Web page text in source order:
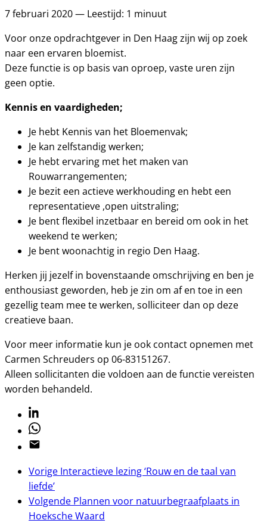
7 februari 2020 — Leestijd: 1 minuut
Voor onze opdrachtgever in Den Haag zijn wij op zoek
naar een ervaren bloemist.
Deze functie is op basis van oproep, vaste uren zijn
geen optie.
Kennis en vaardigheden;
Je hebt Kennis van het Bloemenvak;
Je kan zelfstandig werken;
Je hebt ervaring met het maken van
Rouwarrangementen;
Je bezit een actieve werkhouding en hebt een
representatieve ,open uitstraling;
Je bent flexibel inzetbaar en bereid om ook in het
weekend te werken;
Je bent woonachtig in regio Den Haag.
Herken jij jezelf in bovenstaande omschrijving en ben je
enthousiast geworden, heb je zin om af en toe in een
gezellig team mee te werken, solliciteer dan op deze
creatieve baan.
Voor meer informatie kun je ook contact opnemen met
Carmen Schreuders op 06-83151267.
Alleen sollicitanten die voldoen aan de functie vereisten
worden behandeld.
Linkedin
Whatsapp
Email
Vorige Interactieve lezing ‘Rouw en de taal van
liefde’
Volgende Plannen voor natuurbegraafplaats in
Hoeksche Waard